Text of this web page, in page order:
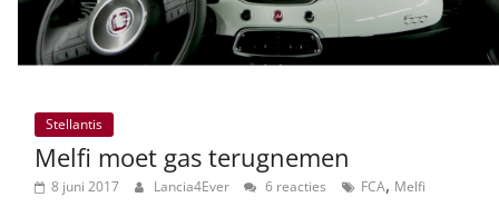
Stellantis
Melfi moet gas terugnemen
8 juni 2017 Lancia4Ever 6 reacties FCA, Melfi